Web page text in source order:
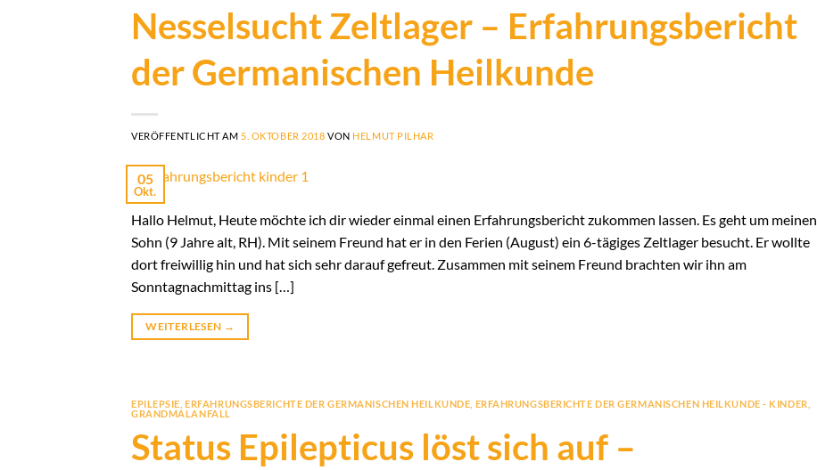
Nesselsucht Zeltlager – Erfahrungsbericht
der Germanischen Heilkunde
VERÖFFENTLICHT AM 5. OKTOBER 2018 VON HELMUT PILHAR
05
Okt.
Hallo Helmut, Heute möchte ich dir wieder einmal einen Erfahrungsbericht zukommen lassen. Es geht um meinen
Sohn (9 Jahre alt, RH). Mit seinem Freund hat er in den Ferien (August) ein 6-tägiges Zeltlager besucht. Er wollte
dort freiwillig hin und hat sich sehr darauf gefreut. Zusammen mit seinem Freund brachten wir ihn am
Sonntagnachmittag ins […]
WEITERLESEN →
EPILEPSIE ,ERFAHRUNGSBERICHTE DER GERMANISCHEN HEILKUNDE ERFAHRUNGSBERICHTE DER GERMANISCHEN HEILKUNDE - KINDER
GRANDMALANFALL
Status Epilepticus löst sich auf –